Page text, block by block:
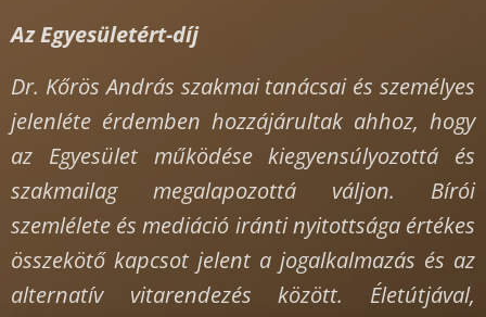
Az Egyesületért-díj
Dr. Kőrös András szakmai tanácsai és személyes
jelenléte érdemben hozzájárultak ahhoz, hogy
az Egyesület működése kiegyensúlyozottá és
szakmailag megalapozottá váljon. Bírói
szemlélete és mediáció iránti nyitottsága értékes
összekötő kapcsot jelent a jogalkalmazás és az
alternatív vitarendezés között. Életútjával,